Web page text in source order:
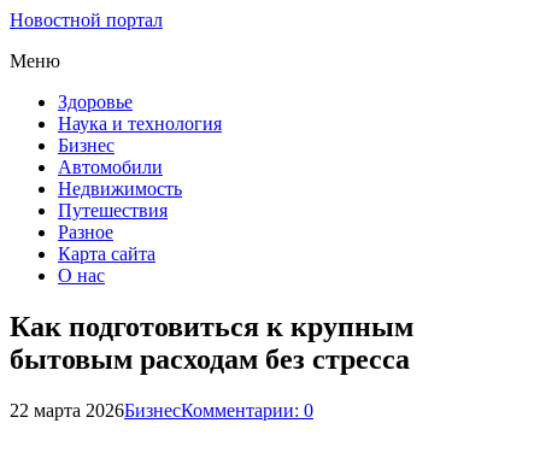
Новостной портал
Меню
Здоровье
Наука и технология
Бизнес
Автомобили
Недвижимость
Путешествия
Разное
Карта сайта
О нас
Как подготовиться к крупным
бытовым расходам без стресса
22 марта 2026БизнесКомментарии: 0